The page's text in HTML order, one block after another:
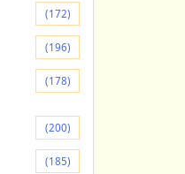
(172)
(196)
(178)
(200)
(185)